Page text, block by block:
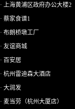
· 上海黄浦区政府办公大楼2
· 蔡家食谱1
· 布朗桥墩工厂
· 友谊商城
· 百安居
· 杭州雷迪森大酒店
· 大润发
· 麦当劳（杭州大厦店）